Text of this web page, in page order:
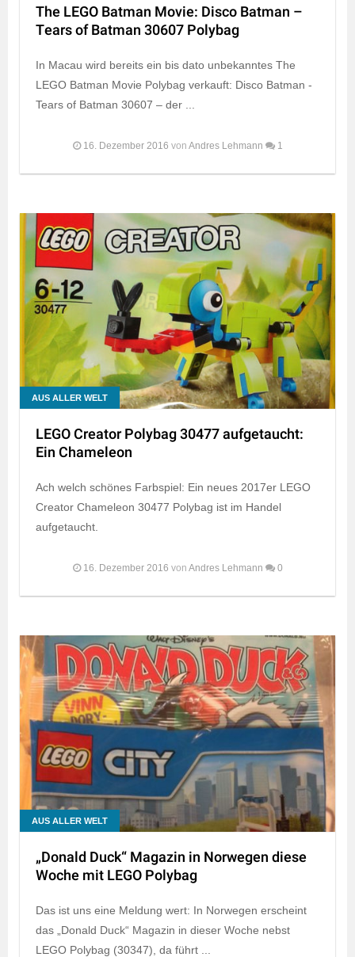
The LEGO Batman Movie: Disco Batman –
Tears of Batman 30607 Polybag
In Macau wird bereits ein bis dato unbekanntes The
LEGO Batman Movie Polybag verkauft: Disco Batman -
Tears of Batman 30607 – der ...
16. Dezember 2016 von Andres Lehmann 1
AUS ALLER WELT
LEGO Creator Polybag 30477 aufgetaucht:
Ein Chameleon
Ach welch schönes Farbspiel: Ein neues 2017er LEGO
Creator Chameleon 30477 Polybag ist im Handel
aufgetaucht.
16. Dezember 2016 von Andres Lehmann 0
AUS ALLER WELT
„Donald Duck“ Magazin in Norwegen diese
Woche mit LEGO Polybag
Das ist uns eine Meldung wert: In Norwegen erscheint
das „Donald Duck“ Magazin in dieser Woche nebst
LEGO Polybag (30347), da führt ...